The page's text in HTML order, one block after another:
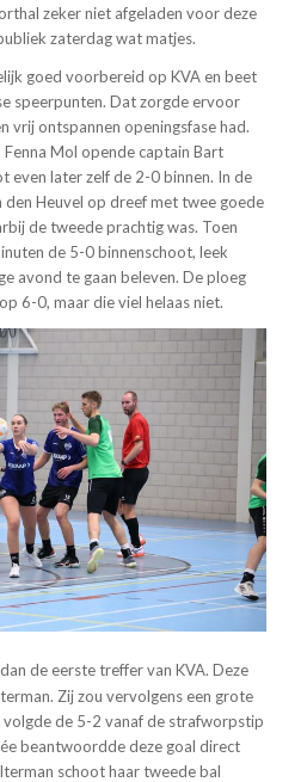
zeker niet afgeladen voor deze
zaterdag wat matjes.
goed voorbereid op KVA en beet
speerpunten. Dat zorgde ervoor
vrij ontspannen openingsfase had.
Fenna Mol opende captain Bart
even later zelf de 2-0 binnen. In de
den Heuvel op dreef met twee goede
de tweede prachtig was. Toen
de 5-0 binnenschoot, leek
avond te gaan beleven. De ploeg
6-0, maar die viel helaas niet.
de eerste treffer van KVA. Deze
Zij zou vervolgens een grote
volgde de 5-2 vanaf de strafworpstip
beantwoordde deze goal direct
schoot haar tweede bal